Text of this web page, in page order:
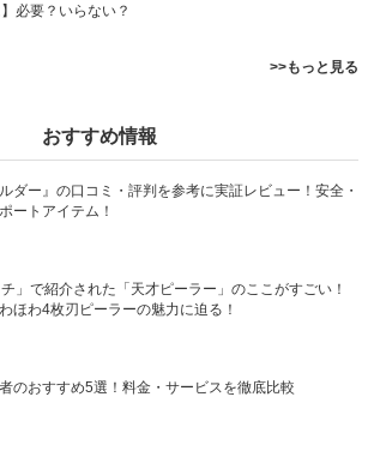
必要？いらない？
>>もっと見る
おすすめ情報
ルダー』の口コミ・評判を参考に実証レビュー！安全・
ートアイテム！
」で紹介された「天才ピーラー」のここがすごい！
ほわ4枚刃ピーラーの魅力に迫る！
のおすすめ5選！料金・サービスを徹底比較